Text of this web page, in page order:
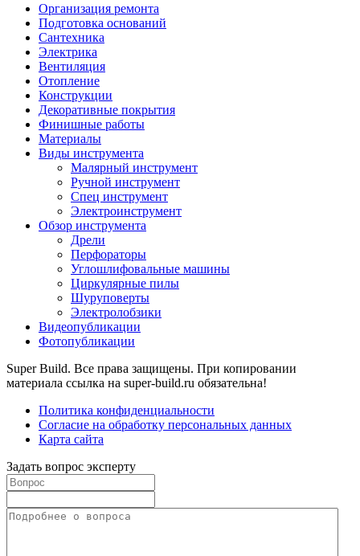
Организация ремонта
Подготовка оснований
Сантехника
Электрика
Вентиляция
Отопление
Конструкции
Декоративные покрытия
Финишные работы
Материалы
Виды инструмента
Малярный инструмент
Ручной инструмент
Спец инструмент
Электроинструмент
Обзор инструмента
Дрели
Перфораторы
Углошлифовальные машины
Циркулярные пилы
Шуруповерты
Электролобзики
Видеопубликации
Фотопубликации
Super Build. Все права защищены. При копировании
материала ссылка на super-build.ru обязательна!
Политика конфиденциальности
Согласие на обработку персональных данных
Карта сайта
Задать вопрос эксперту